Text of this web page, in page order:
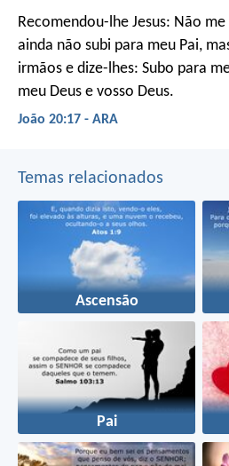
Recomendou-lhe Jesus: Não
ainda não subi para meu Pai,
irmãos e dize-lhes: Subo para
meu Deus e vosso Deus.
João 20:17 - ARA
Temas relacionados
Ascensão
Pai